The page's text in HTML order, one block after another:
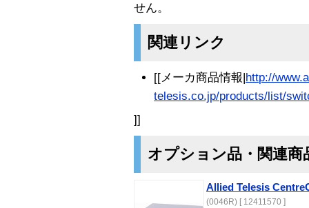
せん。
関連リンク
[[メーカ商品情報|http://
telesis.co.jp/products/list/
]]
オプション品・関連商
Allied Telesis
(0046R) [ 12411570 ]